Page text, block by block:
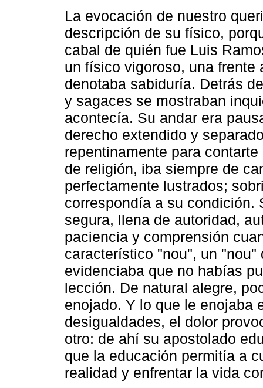
La evocación de nuestro
descripción de su físico,
cabal de quién fue Luis
un físico vigoroso, una
denotaba sabiduría. Detrás
y sagaces se mostraban
acontecía. Su andar era
derecho extendido y
repentinamente para
de religión, iba siempre de
perfectamente lustrados;
correspondía a su condición.
segura, llena de autoridad,
paciencia y comprensión
característico "nou", un
evidenciaba que no habías
lección. De natural alegre,
enojado. Y lo que le enojaba
desigualdades, el dolor
otro: de ahí su apostolado
que la educación permitía a
realidad y enfrentar la vida